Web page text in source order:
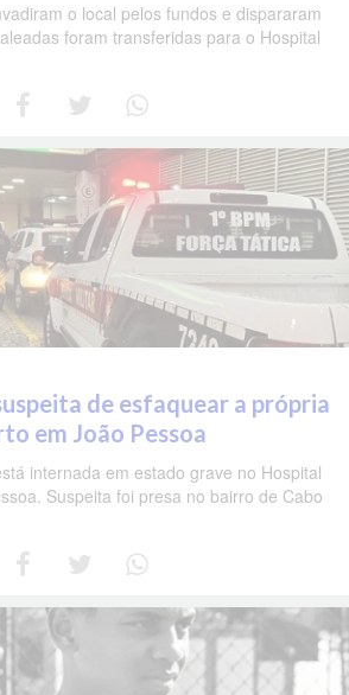
o local pelos fundos e dispararam
foram transferidas para o Hospital
de esfaquear a própria
em João Pessoa
internada em estado grave no Hospital
Suspeita foi presa no bairro de Cabo